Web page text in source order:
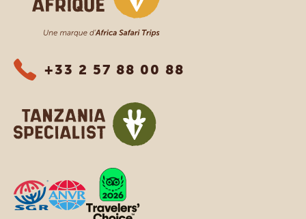
+33 2 57 88 00 88